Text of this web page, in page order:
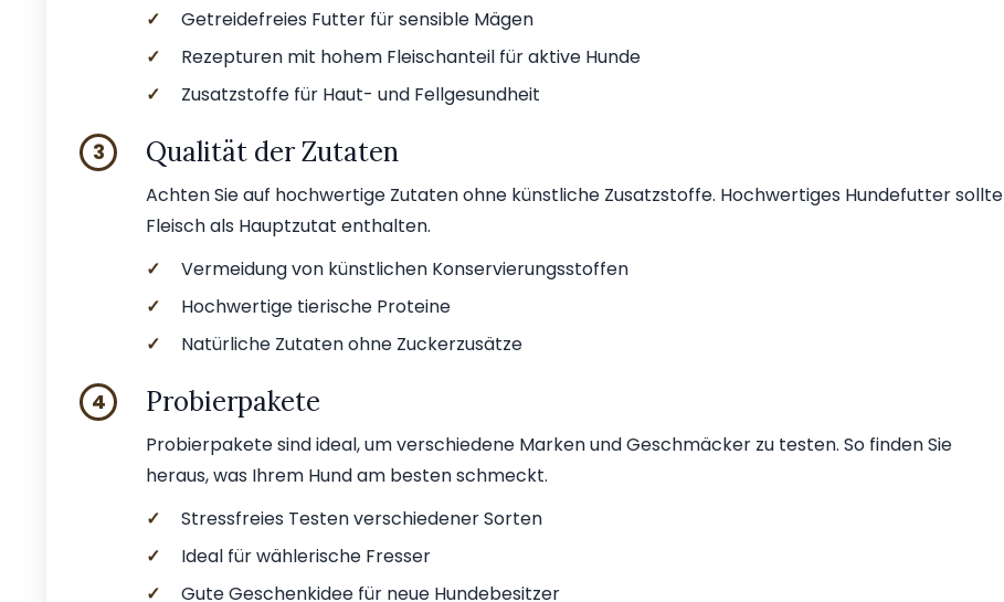
✓
Getreidefreies Futter für sensible Mägen
✓
Rezepturen mit hohem Fleischanteil für aktive Hunde
✓
Zusatzstoffe für Haut- und Fellgesundheit
3 Qualität der Zutaten
Achten Sie auf hochwertige Zutaten ohne künstliche Zusatzstoffe. Hochwertiges Hundefutter sollte
Fleisch als Hauptzutat enthalten.
✓
Vermeidung von künstlichen Konservierungsstoffen
✓
Hochwertige tierische Proteine
✓
Natürliche Zutaten ohne Zuckerzusätze
4 Probierpakete
Probierpakete sind ideal, um verschiedene Marken und Geschmäcker zu testen. So finden Sie
heraus, was Ihrem Hund am besten schmeckt.
✓
Stressfreies Testen verschiedener Sorten
✓
Ideal für wählerische Fresser
✓
Gute Geschenkidee für neue Hundebesitzer